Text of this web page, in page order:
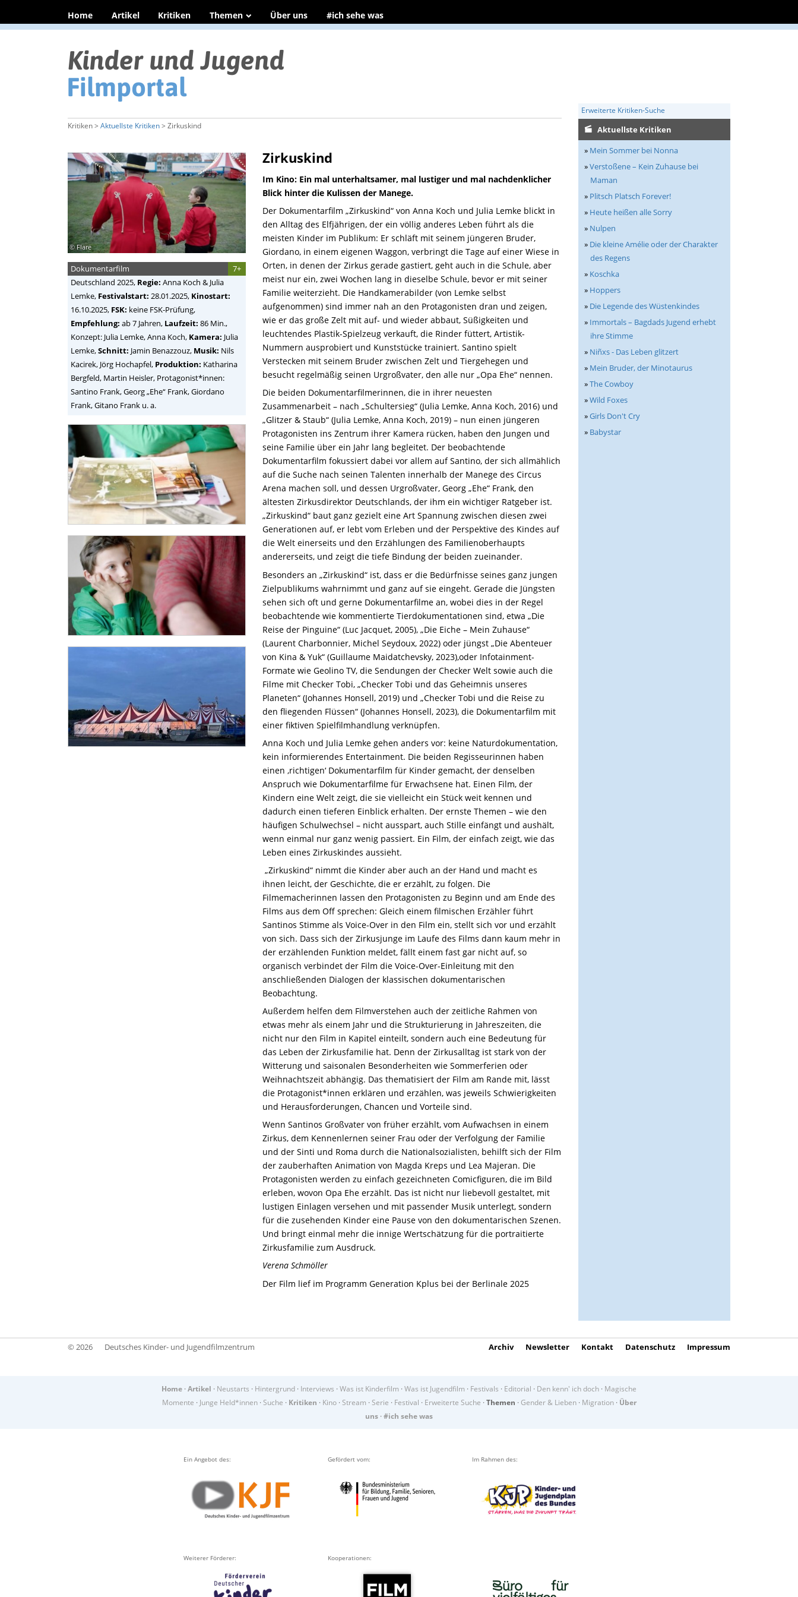
Home Artikel Kritiken Themen Über uns #ich sehe was
Erweiterte Kritiken-Suche
Kritiken > Aktuellste Kritiken> Zirkuskind
Zirkuskind
Im Kino: Ein mal unterhaltsamer, mal lustiger und mal nachdenklicher
Blick hinter die Kulissen der Manege.
Der Dokumentarfilm „Zirkuskind“ von Anna Koch und Julia Lemke blickt in
den Alltag des Elfjährigen, der ein völlig anderes Leben führt als die
meisten Kinder im Publikum: Er schläft mit seinem jüngeren Bruder,
Giordano, in einem eigenen Waggon, verbringt die Tage auf einer Wiese in
Orten, in denen der Zirkus gerade gastiert, geht auch in die Schule, aber
meist nur ein, zwei Wochen lang in dieselbe Schule, bevor er mit seiner
Familie weiterzieht. Die Handkamerabilder (von Lemke selbst
aufgenommen) sind immer nah an den Protagonisten dran und zeigen,
wie er das große Zelt mit auf- und wieder abbaut, Süßigkeiten und
leuchtendes Plastik-Spielzeug verkauft, die Rinder füttert, Artistik-
Nummern ausprobiert und Kunststücke trainiert. Santino spielt
Verstecken mit seinem Bruder zwischen Zelt und Tiergehegen und
besucht regelmäßig seinen Urgroßvater, den alle nur „Opa Ehe“ nennen.
Die beiden Dokumentarfilmerinnen, die in ihrer neuesten
Zusammenarbeit – nach „Schultersieg“ (Julia Lemke, Anna Koch, 2016) und
„Glitzer & Staub“ (Julia Lemke, Anna Koch, 2019) – nun einen jüngeren
Protagonisten ins Zentrum ihrer Kamera rücken, haben den Jungen und
seine Familie über ein Jahr lang begleitet. Der beobachtende
Dokumentarfilm fokussiert dabei vor allem auf Santino, der sich allmählich
auf die Suche nach seinen Talenten innerhalb der Manege des Circus
Arena machen soll, und dessen Urgroßvater, Georg „Ehe“ Frank, den
ältesten Zirkusdirektor Deutschlands, der ihm ein wichtiger Ratgeber ist.
„Zirkuskind“ baut ganz gezielt eine Art Spannung zwischen diesen zwei
Generationen auf, er lebt vom Erleben und der Perspektive des Kindes auf
die Welt einerseits und den Erzählungen des Familienoberhaupts
andererseits, und zeigt die tiefe Bindung der beiden zueinander.
Besonders an „Zirkuskind“ ist, dass er die Bedürfnisse seines ganz jungen
Zielpublikums wahrnimmt und ganz auf sie eingeht. Gerade die Jüngsten
sehen sich oft und gerne Dokumentarfilme an, wobei dies in der Regel
beobachtende wie kommentierte Tierdokumentationen sind, etwa „Die
Reise der Pinguine“ (Luc Jacquet, 2005), „Die Eiche – Mein Zuhause“
(Laurent Charbonnier, Michel Seydoux, 2022) oder jüngst „Die Abenteuer
von Kina & Yuk“ (Guillaume Maidatchevsky, 2023),oder Infotainment-
Formate wie Geolino TV, die Sendungen der Checker Welt sowie auch die
Filme mit Checker Tobi, „Checker Tobi und das Geheimnis unseres
Planeten“ (Johannes Honsell, 2019) und „Checker Tobi und die Reise zu
den fliegenden Flüssen“ (Johannes Honsell, 2023), die Dokumentarfilm mit
einer fiktiven Spielfilmhandlung verknüpfen.
Anna Koch und Julia Lemke gehen anders vor: keine Naturdokumentation,
kein informierendes Entertainment. Die beiden Regisseurinnen haben
einen ‚richtigen‘ Dokumentarfilm für Kinder gemacht, der denselben
Anspruch wie Dokumentarfilme für Erwachsene hat. Einen Film, der
Kindern eine Welt zeigt, die sie vielleicht ein Stück weit kennen und
dadurch einen tieferen Einblick erhalten. Der ernste Themen – wie den
häufigen Schulwechsel – nicht ausspart, auch Stille einfängt und aushält,
wenn einmal nur ganz wenig passiert. Ein Film, der einfach zeigt, wie das
Leben eines Zirkuskindes aussieht.
„Zirkuskind“ nimmt die Kinder aber auch an der Hand und macht es
ihnen leicht, der Geschichte, die er erzählt, zu folgen. Die
Filmemacherinnen lassen den Protagonisten zu Beginn und am Ende des
Films aus dem Off sprechen: Gleich einem filmischen Erzähler führt
Santinos Stimme als Voice-Over in den Film ein, stellt sich vor und erzählt
von sich. Dass sich der Zirkusjunge im Laufe des Films dann kaum mehr in
der erzählenden Funktion meldet, fällt einem fast gar nicht auf, so
organisch verbindet der Film die Voice-Over-Einleitung mit den
anschließenden Dialogen der klassischen dokumentarischen
Beobachtung.
Außerdem helfen dem Filmverstehen auch der zeitliche Rahmen von
etwas mehr als einem Jahr und die Strukturierung in Jahreszeiten, die
nicht nur den Film in Kapitel einteilt, sondern auch eine Bedeutung für
das Leben der Zirkusfamilie hat. Denn der Zirkusalltag ist stark von der
Witterung und saisonalen Besonderheiten wie Sommerferien oder
Weihnachtszeit abhängig. Das thematisiert der Film am Rande mit, lässt
die Protagonist*innen erklären und erzählen, was jeweils Schwierigkeiten
und Herausforderungen, Chancen und Vorteile sind.
Wenn Santinos Großvater von früher erzählt, vom Aufwachsen in einem
Zirkus, dem Kennenlernen seiner Frau oder der Verfolgung der Familie
und der Sinti und Roma durch die Nationalsozialisten, behilft sich der Film
der zauberhaften Animation von Magda Kreps und Lea Majeran. Die
Protagonisten werden zu einfach gezeichneten Comicfiguren, die im Bild
erleben, wovon Opa Ehe erzählt. Das ist nicht nur liebevoll gestaltet, mit
lustigen Einlagen versehen und mit passender Musik unterlegt, sondern
für die zusehenden Kinder eine Pause von den dokumentarischen Szenen.
Und bringt einmal mehr die innige Wertschätzung für die portraitierte
Zirkusfamilie zum Ausdruck.
Verena Schmöller
Der Film lief im Programm Generation Kplus bei der Berlinale 2025
© Flare
7+
Dokumentarfilm
Deutschland 2025, Regie: Anna Koch & Julia
Lemke, Festivalstart: 28.01.2025, Kinostart:
16.10.2025, FSK: keine FSK-Prüfung,
Empfehlung: ab 7 Jahren, Laufzeit: 86 Min.,
Konzept: Julia Lemke, Anna Koch, Kamera: Julia
Lemke,Schnitt: Jamin Benazzouz, Musik: Nils
Kacirek, Jörg Hochapfel, Produktion: Katharina
Bergfeld, Martin Heisler, Protagonist*innen:
Santino Frank, Georg „Ehe“ Frank, Giordano
Frank, Gitano Frank u. a.
Aktuellste Kritiken
» Mein Sommer bei Nonna
»Verstoßene – Kein Zuhause bei
Maman
» Plitsch Platsch Forever!
» Heute heißen alle Sorry
» Nulpen
» Die kleine Amélie oder der Charakter
des Regens
» Koschka
» Hoppers
» Die Legende des Wüstenkindes
» Immortals – Bagdads Jugend erhebt
ihre Stimme
» Niñxs - Das Leben glitzert
» Mein Bruder, der Minotaurus
»The Cowboy
»Wild Foxes
»Girls Don't Cry
» Babystar
© 2026 Deutsches Kinder- und Jugendfilmzentrum Archiv Newsletter Kontakt Datenschutz Impressum
Home · Artikel · Neustarts · Hintergrund · Interviews · Was ist Kinderfilm · Was ist Jugendfilm · Festivals · Editorial · Den kenn' ich doch · Magische
Momente · Junge Held*innen· Suche · Kritiken · Kino· Stream · Serie · Festival · Erweiterte Suche · Themen · Gender & Lieben· Migration· Über
uns · #ich sehe was
Ein Angebot des: Gefördert vom: Im Rahmen des:
Weiterer Förderer: Kooperationen: